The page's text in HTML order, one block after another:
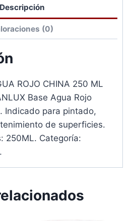
Descripción
(0)
ROJO CHINA 250 ML
Base Agua Rojo
Indicado para pintado,
de superficies.
250ML. Categoría: